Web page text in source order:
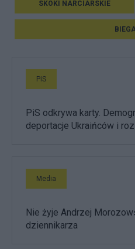
SKOKI NARCIARSKIE
PiS
PiS odkrywa karty.
deportacje Ukraińców i
Media
Nie żyje Andrzej
dziennikarza